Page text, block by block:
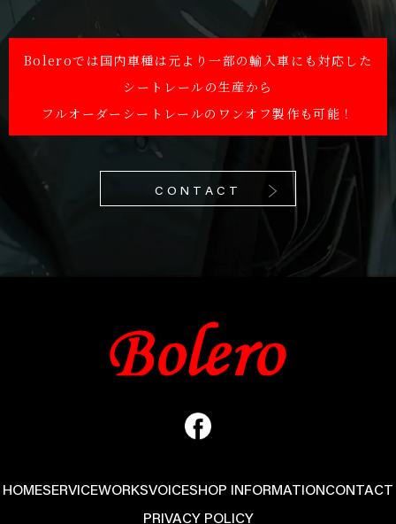
Boleroでは国内車種は元より一部の輸入車にも対応した
シートレールの生産から
フルオーダーシートレールのワンオフ製作も可能！
CONTACT
HOMESERVICEWORKSVOICESHOP INFORMATIONCONTACT
PRIVACY POLICY